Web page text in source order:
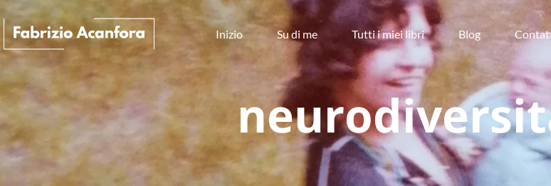
Inizio Su di me Tutti i miei libri Blog